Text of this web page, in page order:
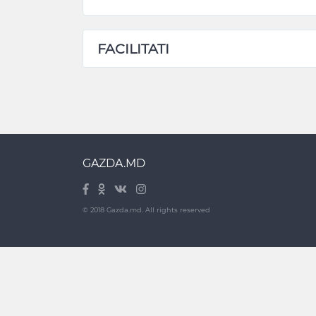
FACILITATI
GAZDA.MD
© 2018 Gazda.md. All rights reserved